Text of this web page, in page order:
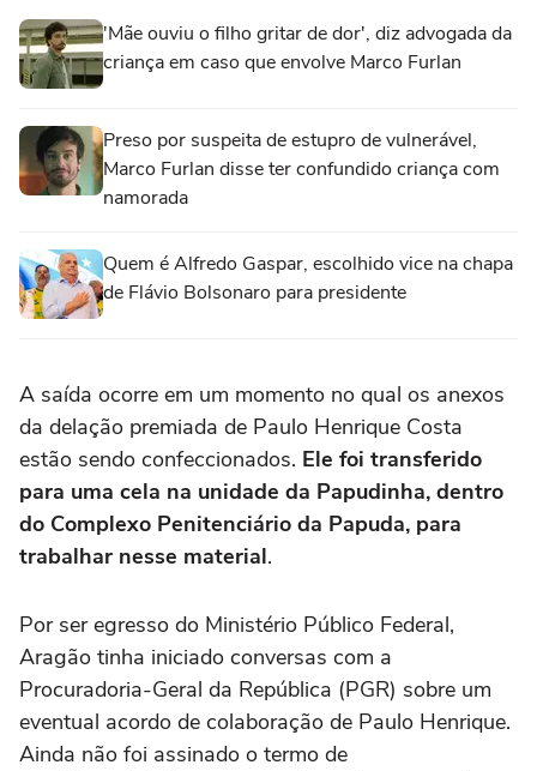
'Mãe ouviu o filho gritar de dor', diz advogada da
criança em caso que envolve Marco Furlan
Preso por suspeita de estupro de vulnerável,
Marco Furlan disse ter confundido criança com
namorada
Quem é Alfredo Gaspar, escolhido vice na chapa
de Flávio Bolsonaro para presidente
A saída ocorre em um momento no qual os anexos
da delação premiada de Paulo Henrique Costa
estão sendo confeccionados. Ele foi transferido
para uma cela na unidade da Papudinha, dentro
do Complexo Penitenciário da Papuda, para
trabalhar nesse material.
Por ser egresso do Ministério Público Federal,
Aragão tinha iniciado conversas com a
Procuradoria-Geral da República (PGR) sobre um
eventual acordo de colaboração de Paulo Henrique.
Ainda não foi assinado o termo de